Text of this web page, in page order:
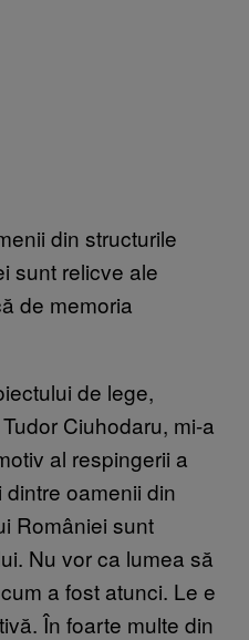
din structurile
sunt relicve ale
de memoria
de lege,
Ciuhodaru, mi-a
al respingerii a
dintre oamenii din
României sunt
Nu vor ca lumea să
a fost atunci. Le e
În foarte multe din